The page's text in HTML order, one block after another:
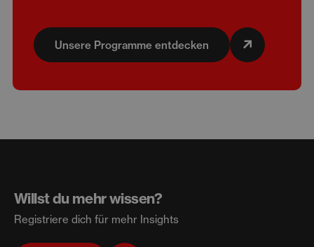
Unsere Programme entdecken
Willst du mehr wissen?
Registriere dich für mehr Insights